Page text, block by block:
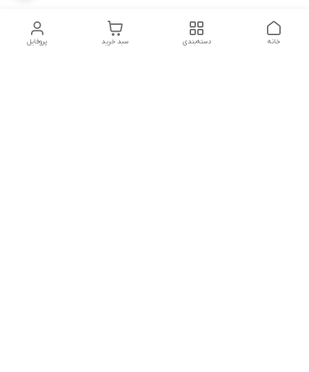
پروفایل سبد خرید دسته‌بندی خانه